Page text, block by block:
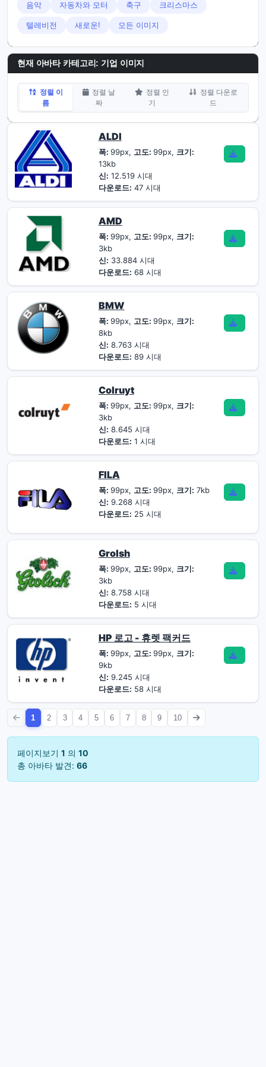
음악 자동차와 모터 축구 크리스마스
텔레비전 새로운! 모든 이미지
현재 아바타 카테고리: 기업 이미지
정렬 이
름
정렬 날
짜
정렬 인
기
정렬 다운로
드
ALDI
폭: 99px, 고도: 99px, 크기:
13kb
신: 12.519 시대
다운로드: 47 시대
AMD
폭: 99px, 고도: 99px, 크기:
3kb
신: 33.884 시대
다운로드: 68 시대
BMW
폭: 99px, 고도: 99px, 크기:
8kb
신: 8.763 시대
다운로드: 89 시대
Colruyt
폭: 99px, 고도: 99px, 크기:
3kb
신: 8.645 시대
다운로드: 1 시대
FILA
폭: 99px, 고도: 99px, 크기: 7kb
신: 9.268 시대
다운로드: 25 시대
Grolsh
폭: 99px, 고도: 99px, 크기:
3kb
신: 8.758 시대
다운로드: 5 시대
HP 로고 - 휴렛 팩커드
폭: 99px, 고도: 99px, 크기:
9kb
신: 9.245 시대
다운로드: 58 시대
1 2 3 4 5 6 7 8 9 10
페이지보기 1 의 10
총 아바타 발견: 66